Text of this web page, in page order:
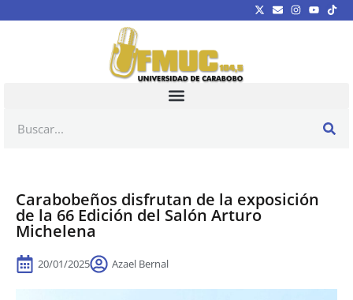
Carabobeños disfrutan de la exposición
de la 66 Edición del Salón Arturo
Michelena
20/01/2025 Azael Bernal